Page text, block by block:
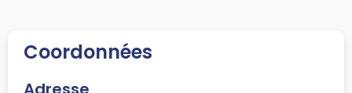
Coordonnées